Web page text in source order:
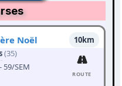
Noël
10km
(35)
59/SEM
ROUTE